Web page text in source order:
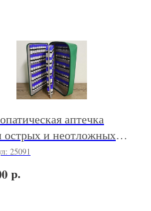
аптечка
острых и неотложных
Катковой Т.С.
25091
р.